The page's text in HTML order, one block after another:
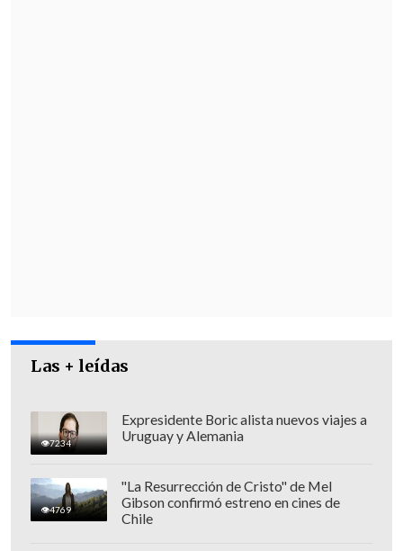
actriz replicó "tocó traer al plomero,
Comentaron que Cecilia Bolocco hizo un
lloró, madreó (sic)",complementaron.
Las + leídas
7234
Expresidente Boric alista nuevos viajes a
Uruguay y Alemania
4769
"La Resurrección de Cristo" de Mel
Gibson confirmó estreno en cines de
Chile